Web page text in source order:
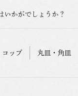
いかがでしょうか？
ップ 丸皿・角皿